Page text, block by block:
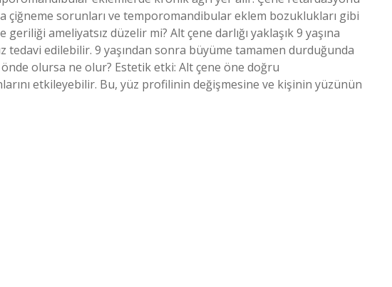
çiğneme sorunları ve temporomandibular eklem bozuklukları gibi
ameliyatsız düzelir mi? Alt çene darlığı yaklaşık 9 yaşına
tedavi edilebilir. 9 yaşından sonra büyüme tamamen durduğunda
olursa ne olur? Estetik etki: Alt çene öne doğru
etkileyebilir. Bu, yüz profilinin değişmesine ve kişinin yüzünün